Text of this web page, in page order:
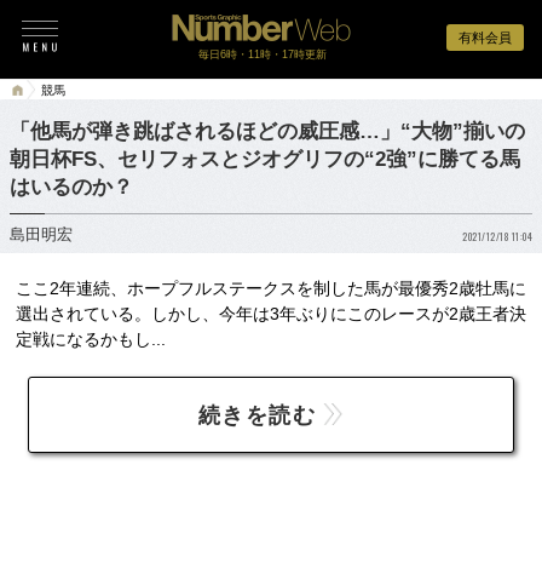
有料会員
毎日6時・11時・17時更新
競馬
「他馬が弾き跳ばされるほどの威圧感…」“大物”揃いの
朝日杯FS、セリフォスとジオグリフの“2強”に勝てる馬
はいるのか？
島田明宏 2021/12/18 11:04
ここ2年連続、ホープフルステークスを制した馬が最優秀2歳牡馬に
選出されている。しかし、今年は3年ぶりにこのレースが2歳王者決
定戦になるかもし...
続きを読む